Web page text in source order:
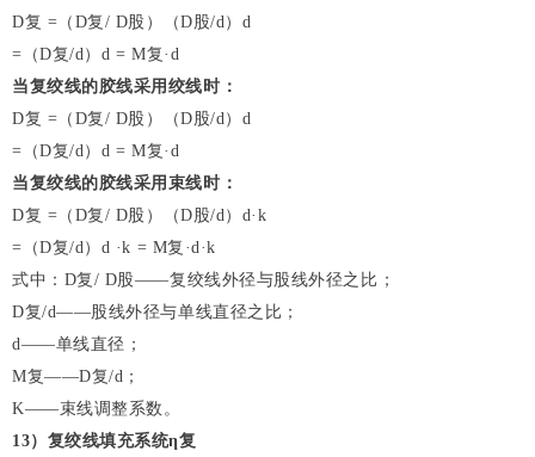
D复 =（D复/ D股）（D股/d）d
=（D复/d）d = M复·d
当复绞线的胶线采用绞线时：
D复 =（D复/ D股）（D股/d）d
=（D复/d）d = M复·d
当复绞线的胶线采用束线时：
D复 =（D复/ D股）（D股/d）d·k
=（D复/d）d ·k = M复·d·k
式中：D复/ D股——复绞线外径与股线外径之比；
D复/d——股线外径与单线直径之比；
d——单线直径；
M复——D复/d；
K——束线调整系数。
13）复绞线填充系统η复